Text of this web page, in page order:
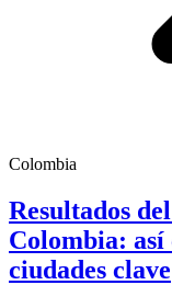
Colombia
Resultados
Colombia: así
ciudades clave